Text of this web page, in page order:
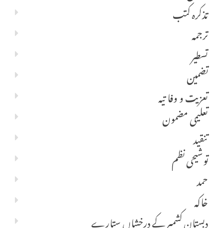
تذکرہ کتب
ترجمہ
تسطیر
تضمین
تعزیت و وفا تیہ
تعلیمی مضمون
تنقید
توشیحی نظم
حمد
خاکہ
دبستان کشمیر کے درخشاں ستارے